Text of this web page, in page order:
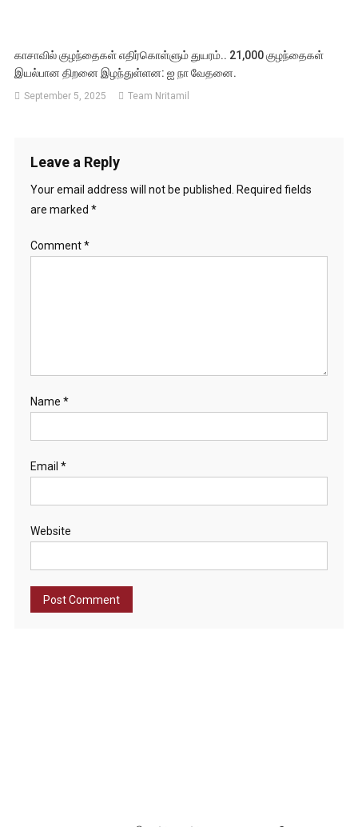
காசாவில் குழந்தைகள் எதிர்கொள்ளும் துயரம்.. 21,000 குழந்தைகள்
இயல்பான திறனை இழந்துள்ளன: ஐ நா வேதனை.
September 5, 2025 Team Nritamil
Leave a Reply
Your email address will not be published.
Required fields
are marked *
Comment*
Name *
Email *
Website